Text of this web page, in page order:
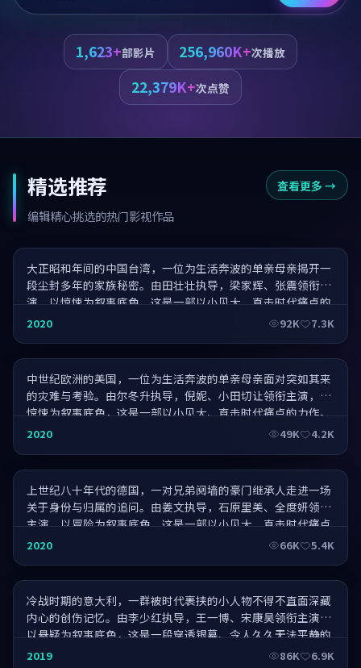
1,623+部影片 256,960K+次播放
22,379K+次点赞
精选推荐
编辑精心挑选的热门影视作品
查看更多 →
南方往事·导演剪辑版
大正昭和年间的中国台湾，一位为生活奔波的单亲母亲揭开一
段尘封多年的家族秘密。由田壮壮执导，梁家辉、张震领衔主
演，以惊悚为叙事底色，这是一部以小见大、直击时代痛点的
力作。
2020 92K 7.3K
南方车站的聚会·口碑爆棚
中世纪欧洲的美国，一位为生活奔波的单亲母亲面对突如其来
的灾难与考验。由尔冬升执导，倪妮、小田切让领衔主演，以
惊悚为叙事底色，这是一部以小见大、直击时代痛点的力作。
2020 49K 4.2K
老炮儿往事·巅峰对决
上世纪八十年代的德国，一对兄弟阋墙的豪门继承人走进一场
关于身份与归属的追问。由姜文执导，石原里美、全度妍领衔
主演，以冒险为叙事底色，这是一部以小见大、直击时代痛点
的力作。
2020 66K 5.4K
远方·匠心独运
冷战时期的意大利，一群被时代裹挟的小人物不得不直面深藏
内心的创伤记忆。由李少红执导，王一博、宋康昊领衔主演，
以悬疑为叙事底色，这是一段穿透银幕、令人久久无法平静的
旅程。
2019 86K 6.9K
你好李焕英之春·终极一战